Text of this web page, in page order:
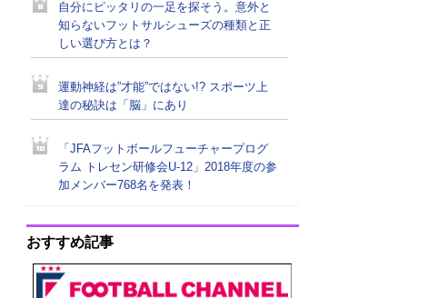
自分にピッタリの一足を探そう。意外と
知らないフットサルシューズの種類と正
しい選び方とは？
運動神経は”才能”ではない!? スポーツ上
達の秘訣は「脳」にあり
「JFAフットボールフューチャープログ
ラム トレセン研修会U-12」2018年度の参
加メンバー768名を発表！
おすすめ記事